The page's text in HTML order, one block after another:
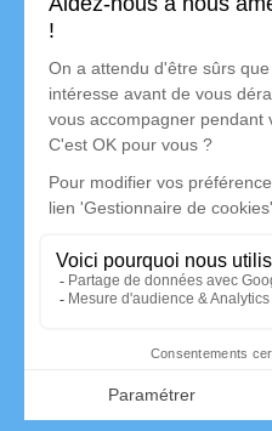
son souvenir dans le
son dernier voyage.
Notre agence
03 67 72 51 30
34 rue de la Tresse -
5/5 - 27 avis